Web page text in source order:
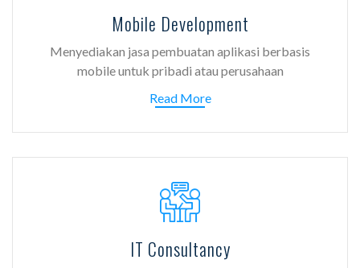
Mobile Development
Menyediakan jasa pembuatan aplikasi berbasis
mobile untuk pribadi atau perusahaan
Read More
IT Consultancy